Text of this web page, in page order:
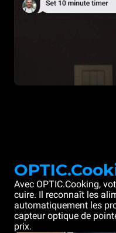
Avec OPTIC.Cooking,
cuire. Il reconnaît les
automatiquement les
capteur optique de
prix.